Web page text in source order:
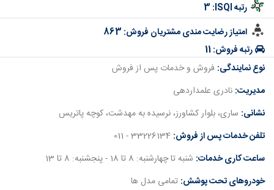
رتبه ISQI:
3
امتیاز رضایت مندی مشتریان فروش:
رتبه فروش:11
نوع نمایندگی: فروش و خدمات پس از فروش
مدیریت: نادری علمداردهی
نشانی: ساری، بلوار کشاورز، نرسيده به مهدشت، کوچه پاتریس
تلفن خدمات پس از فروش:
ساعت کاری خدمات: شنبه تا چهارشنبه: 8 تا 18 - پنجشنبه: 8 تا 13
خودروهای تحت پوشش: تمامی مدل ها